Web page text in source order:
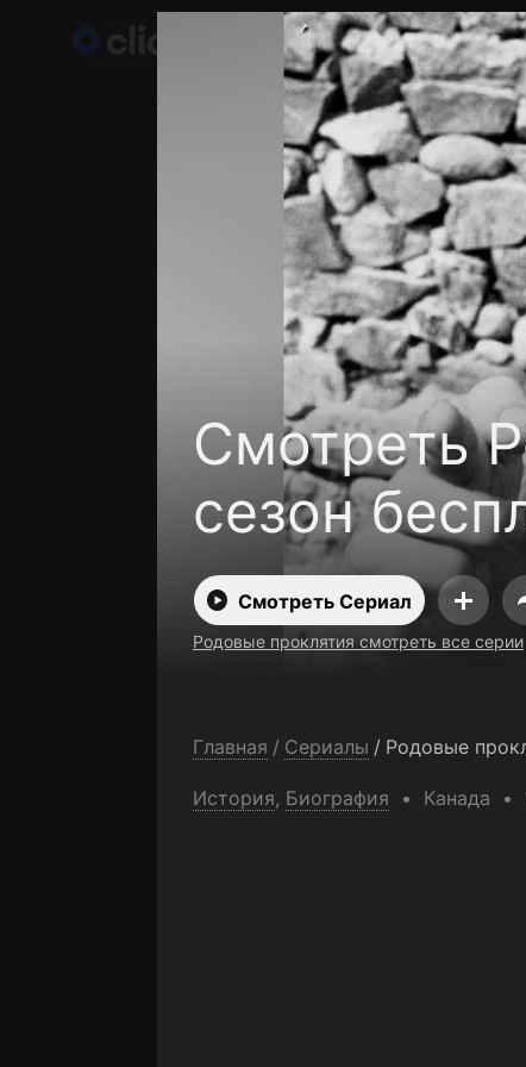
Смотреть
сезон
Смотреть Сериал
Родовые проклятия смотреть все серии
Главная / Сериалы / Родовые
История, Биография Канада
Телефон поддержки:+998 55 516 2111
Пользовательское соглашение
Политика